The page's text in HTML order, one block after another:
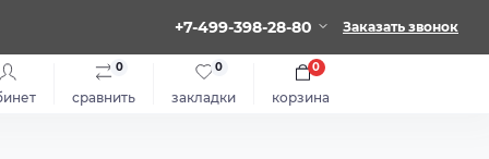
+7-499-398-28-80 Заказать звонок
сравнить
0
закладки
0
корзина
0